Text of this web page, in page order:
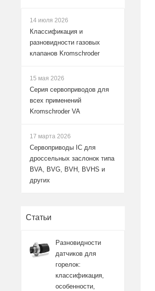
14 июля 2026
Классификация и
разновидности газовых
клапанов Kromschroder
15 мая 2026
Серия сервоприводов для
всех применений
Kromschroder VA
17 марта 2026
Сервоприводы IC для
дроссельных заслонок типа
BVA, BVG, BVH, BVHS и
других
Статьи
Разновидности
датчиков для
горелок:
классификация,
особенности,